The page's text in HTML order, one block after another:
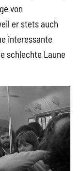
von
er stets auch
interessante
schlechte Laune